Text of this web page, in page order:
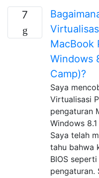
7
MacBook
Windows
Camp)?
Saya
Virtualisasi
pengaturan
Windows
Saya telah
tahu bahwa
BIOS
pengaturan.